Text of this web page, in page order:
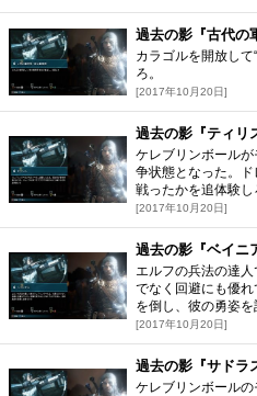
過去の影『古代の
カラゴルを開放して
ろ。
[2017年10月20日]
過去の影『ティリ
ケレブリンボール
争状態となった。
戦ったかを追体験し
[2017年10月20日]
過去の影『ベイニ
エルフの兵法の達
でなく回避にも優
を倒し、彼の勇姿を
[2017年10月20日]
過去の影『サドラ
ケレブリンボール